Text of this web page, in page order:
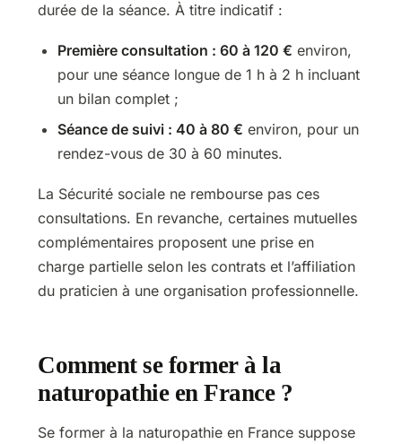
durée de la séance. À titre indicatif :
Première consultation : 60 à 120 € environ,
pour une séance longue de 1 h à 2 h incluant
un bilan complet ;
Séance de suivi : 40 à 80 € environ, pour un
rendez-vous de 30 à 60 minutes.
La Sécurité sociale ne rembourse pas ces
consultations. En revanche, certaines mutuelles
complémentaires proposent une prise en
charge partielle selon les contrats et l’affiliation
du praticien à une organisation professionnelle.
Comment se former à la
naturopathie en France ?
Se former à la naturopathie en France suppose